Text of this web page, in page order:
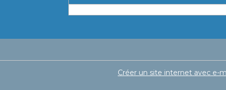
Créer un site internet avec e-